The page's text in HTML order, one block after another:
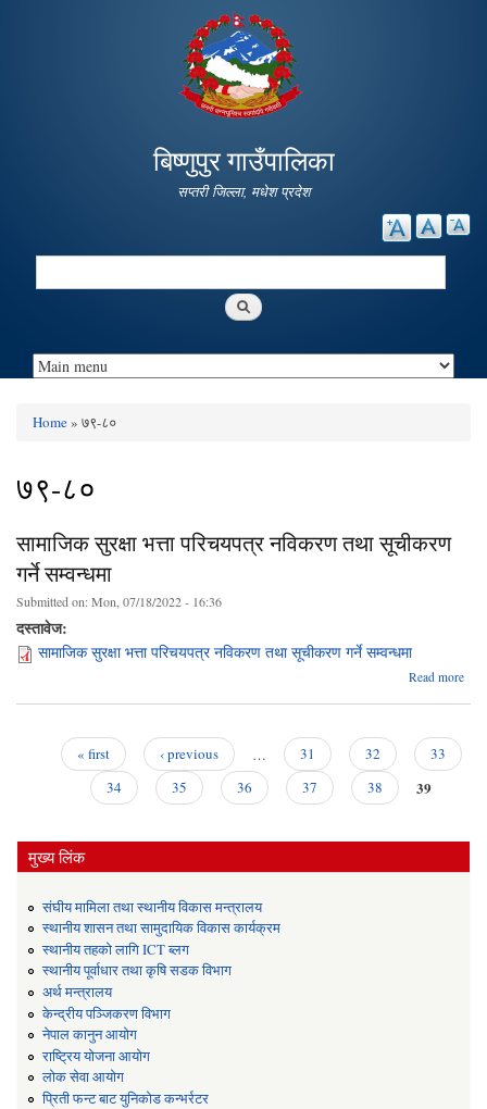
main
content
बिष्णुपुर गाउँपालिका
सप्तरी जिल्ला, मधेश प्रदेश
Search
Home» ७९-८०
७९-८०
सामाजिक सुरक्षा भत्ता परिचयपत्र नविकरण तथा सूचीकरण
गर्ने सम्वन्धमा
Submitted on:Mon, 07/18/2022 - 16:36
दस्तावेज:
सामाजिक सुरक्षा भत्ता परिचयपत्र नविकरण तथा सूचीकरण गर्ने सम्वन्धमा
Read more
« first ‹ previous … 31 32
33
34
35 36 37 38 39
मुख्य लिंक
संघीय मामिला तथा स्थानीय विकास मन्त्रालय
स्थानीय शासन तथा सामुदायिक विकास कार्यक्रम
स्थानीय तहको लागि ICT ब्लग
स्थानीय पूर्वाधार तथा कृषि सडक विभाग
अर्थ मन्त्रालय
केन्द्रीय पञ्जिकरण विभाग
नेपाल कानुन आयोग
राष्ट्रिय योजना आयोग
लोक सेवा आयोग
प्रिती फन्ट बाट युनिकोड कन्भर्रटर